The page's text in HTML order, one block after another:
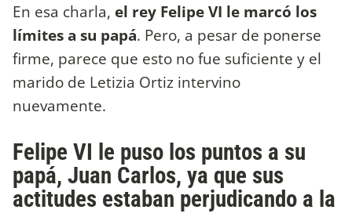
En esa charla, el rey Felipe VI le marcó los
límites a su papá. Pero, a pesar de ponerse
firme, parece que esto no fue suficiente y el
marido de Letizia Ortiz intervino
nuevamente.
Felipe VI le puso los puntos a su
papá, Juan Carlos, ya que sus
actitudes estaban perjudicando a la